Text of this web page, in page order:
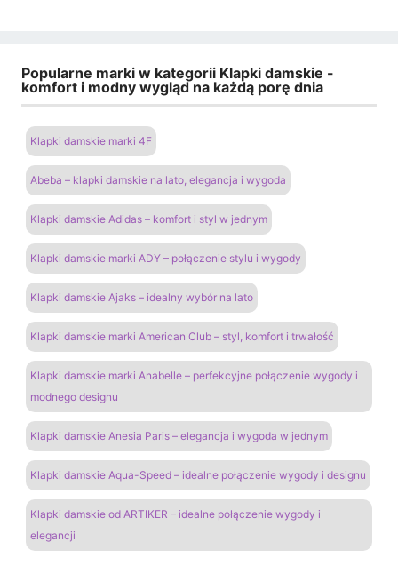
Popularne marki w kategorii Klapki damskie -
komfort i modny wygląd na każdą porę dnia
Klapki damskie marki 4F
Abeba – klapki damskie na lato, elegancja i wygoda
Klapki damskie Adidas – komfort i styl w jednym
Klapki damskie marki ADY – połączenie stylu i wygody
Klapki damskie Ajaks – idealny wybór na lato
Klapki damskie marki American Club – styl, komfort i trwałość
Klapki damskie marki Anabelle – perfekcyjne połączenie wygody i
modnego designu
Klapki damskie Anesia Paris – elegancja i wygoda w jednym
Klapki damskie Aqua-Speed – idealne połączenie wygody i designu
Klapki damskie od ARTIKER – idealne połączenie wygody i
elegancji